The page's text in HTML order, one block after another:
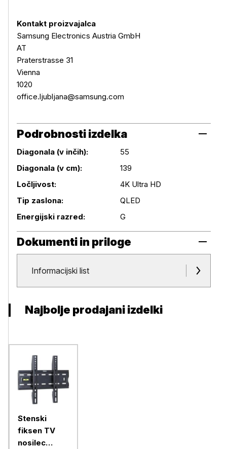
Kontakt proizvajalca
Samsung Electronics Austria GmbH
AT
Praterstrasse 31
Vienna
1020
office.ljubljana@samsung.com
Podrobnosti izdelka
Podrobnosti izdelka
Diagonala (v inčih):
55
Diagonala (v cm):
139
Ločljivost:
4K Ultra HD
Tip zaslona:
QLED
Energijski razred:
G
Dokumenti in priloge
Dokumenti in priloge
Informacijski list
Najbolje prodajani izdelki
Stenski
fiksen TV
nosilec